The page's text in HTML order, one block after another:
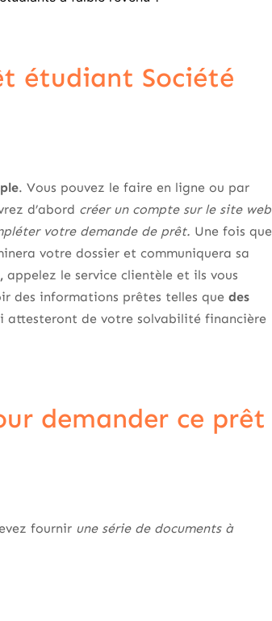
étudiant Société
. Vous pouvez le faire en ligne ou par
d’abord créer un compte sur le site web
votre demande de prêt. Une fois que
votre dossier et communiquera sa
appelez le service clientèle et ils vous
des informations prêtes telles que des
attesteront de votre solvabilité financière
demander ce prêt
fournir une série de documents à